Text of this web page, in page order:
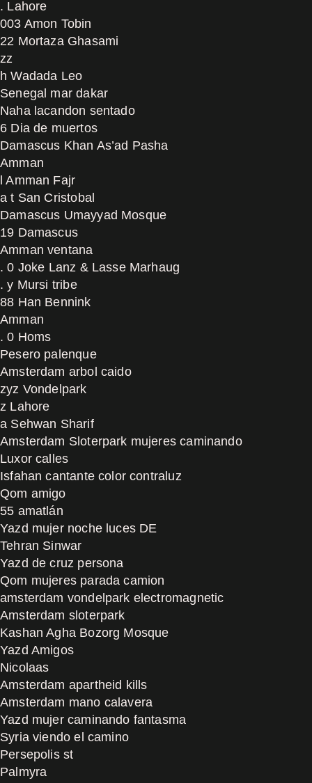
. Lahore
003 Amon Tobin
22 Mortaza Ghasami
zz
h Wadada Leo
Senegal mar dakar
Naha lacandon sentado
6 Dia de muertos
Damascus Khan As’ad Pasha
Amman
l Amman Fajr
a t San Cristobal
Damascus Umayyad Mosque
19 Damascus
Amman ventana
. 0 Joke Lanz & Lasse Marhaug
. y Mursi tribe
88 Han Bennink
Amman
. 0 Homs
Pesero palenque
Amsterdam arbol caido
zyz Vondelpark
z Lahore
a Sehwan Sharif
Amsterdam Sloterpark mujeres caminando
Luxor calles
Isfahan cantante color contraluz
Qom amigo
55 amatlán
Yazd mujer noche luces DE
Tehran Sinwar
Yazd de cruz persona
Qom mujeres parada camion
amsterdam vondelpark electromagnetic
Amsterdam sloterpark
Kashan Agha Bozorg Mosque
Yazd Amigos
Nicolaas
Amsterdam apartheid kills
Amsterdam mano calavera
Yazd mujer caminando fantasma
Syria viendo el camino
Persepolis st
Palmyra